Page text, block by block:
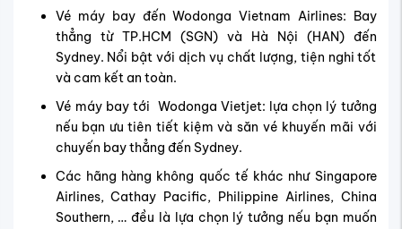
Vé máy bay đến Wodonga Vietnam Airlines: Bay
thẳng từ TP.HCM (SGN) và Hà Nội (HAN) đến
Sydney. Nổi bật với dịch vụ chất lượng, tiện nghi tốt
và cam kết an toàn.
Vé máy bay tới Wodonga Vietjet: lựa chọn lý tưởng
nếu bạn ưu tiên tiết kiệm và săn vé khuyến mãi với
chuyến bay thẳng đến Sydney.
Các hãng hàng không quốc tế khác như Singapore
Airlines, Cathay Pacific, Philippine Airlines, China
Southern, … đều là lựa chọn lý tưởng nếu bạn muốn